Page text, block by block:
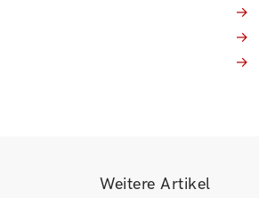
Weitere Artikel